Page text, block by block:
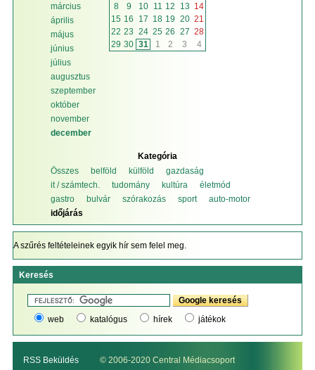
március
április
május
június
július
augusztus
szeptember
október
november
december
8
9 10 11 12 13 14
15 16 17 18 19 20 21
22 23 24 25 26 27 28
29 30 31 1 2 3 4
Kategória
Összes
belföld külföld
gazdaság
it / számtech.
tudomány kultúra
életmód
gastro
bulvár szórakozás sport
auto-motor
időjárás
A szűrés feltételeinek egyik hír sem felel meg.
Keresés
web katalógus hírek játékok
RSS Beküldés © 2006-2020 Central Médiacsoport